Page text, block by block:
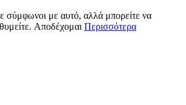
σύμφωνοι με αυτό, αλλά μπορείτε να
Αποδέχομαι Περισσότερα